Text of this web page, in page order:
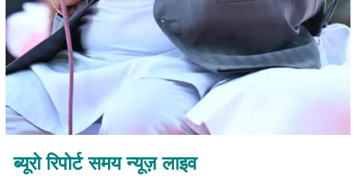
ब्यूरो रिपोर्ट समय न्यूज़ लाइव